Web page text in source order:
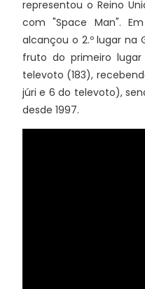
representou o Reino
com "Space Man".
alcançou o 2.º lugar na
fruto do primeiro
televoto (183),
júri e 6 do televoto),
desde 1997.